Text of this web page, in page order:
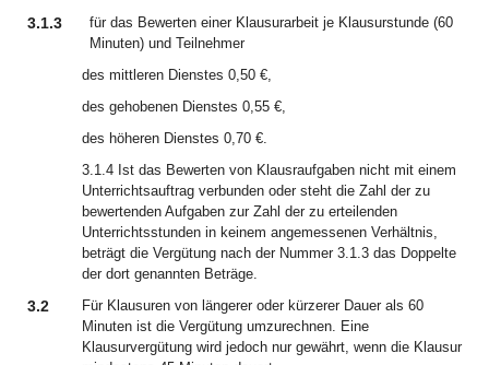
3.1.3
für das Bewerten einer Klausurarbeit je Klausurstunde (60
Minuten) und Teilnehmer
des mittleren Dienstes 0,50 €,
des gehobenen Dienstes 0,55 €,
des höheren Dienstes 0,70 €.
3.1.4 Ist das Bewerten von Klausraufgaben nicht mit einem
Unterrichtsauftrag verbunden oder steht die Zahl der zu
bewertenden Aufgaben zur Zahl der zu erteilenden
Unterrichtsstunden in keinem angemessenen Verhältnis,
beträgt die Vergütung nach der Nummer 3.1.3 das Doppelte
der dort genannten Beträge.
3.2
Für Klausuren von längerer oder kürzerer Dauer als 60
Minuten ist die Vergütung umzurechnen. Eine
Klausurvergütung wird jedoch nur gewährt, wenn die Klausur